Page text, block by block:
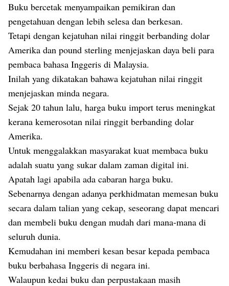
Buku bercetak menyampaikan pemikiran dan
pengetahuan dengan lebih selesa dan berkesan.
Tetapi dengan kejatuhan nilai ringgit berbanding dolar
Amerika dan pound sterling menjejaskan daya beli para
pembaca bahasa Inggeris di Malaysia.
Inilah yang dikatakan bahawa kejatuhan nilai ringgit
menjejaskan minda negara.
Sejak 20 tahun lalu, harga buku import terus meningkat
kerana kemerosotan nilai ringgit berbanding dolar
Amerika.
Untuk menggalakkan masyarakat kuat membaca buku
adalah suatu yang sukar dalam zaman digital ini.
Apatah lagi apabila ada cabaran harga buku.
Sebenarnya dengan adanya perkhidmatan memesan buku
secara dalam talian yang cekap, seseorang dapat mencari
dan membeli buku dengan mudah dari mana-mana di
seluruh dunia.
Kemudahan ini memberi kesan besar kepada pembaca
buku berbahasa Inggeris di negara ini.
Walaupun kedai buku dan perpustakaan masih